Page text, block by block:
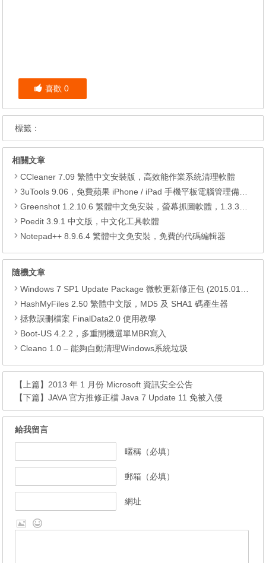
喜歡 0
標籤：
相關文章
CCleaner 7.09 繁體中文安裝版，高效能作業系統清理軟體
3uTools 9.06，免費蘋果 iPhone / iPad 手機平板電腦管理備份還原軟體
Greenshot 1.2.10.6 繁體中文免安裝，螢幕抓圖軟體，1.3.315 安裝版
Poedit 3.9.1 中文版，中文化工具軟體
Notepad++ 8.9.6.4 繁體中文免安裝，免費的代碼編輯器
隨機文章
Windows 7 SP1 Update Package 微軟更新修正包 (2015.01月份)
HashMyFiles 2.50 繁體中文版，MD5 及 SHA1 碼產生器
拯救誤刪檔案 FinalData2.0 使用教學
Boot-US 4.2.2，多重開機選單MBR寫入
Cleano 1.0 – 能夠自動清理Windows系統垃圾
【上篇】 2013 年 1 月份 Microsoft 資訊安全公告
【下篇】JAVA 官方推修正檔 Java 7 Update 11 免被入侵
給我留言
暱稱（必填）
郵箱（必填）
網址